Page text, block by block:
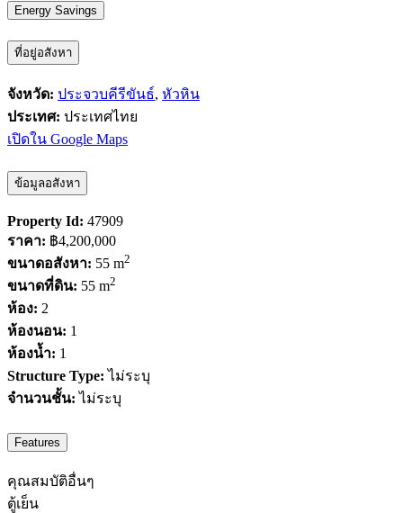
Energy Savings
ที่อยู่อสังหา
จังหวัด: ประจวบคีรีขันธ์, หัวหิน
ประเทศ: ประเทศไทย
เปิดใน Google Maps
ข้อมูลอสังหา
Property Id: 47909
ราคา: ฿4,200,000
ขนาดอสังหา: 55 m2
ขนาดที่ดิน: 55 m2
ห้อง: 2
ห้องนอน: 1
ห้องน้ำ: 1
Structure Type: ไม่ระบุ
จำนวนชั้น: ไม่ระบุ
Features
คุณสมบัติอื่นๆ
ตู้เย็น